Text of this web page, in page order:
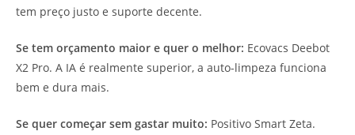
tem preço justo e suporte decente.
Se tem orçamento maior e quer o melhor: Ecovacs Deebot
X2 Pro. A IA é realmente superior, a auto-limpeza funciona
bem e dura mais.
Se quer começar sem gastar muito: Positivo Smart Zeta.